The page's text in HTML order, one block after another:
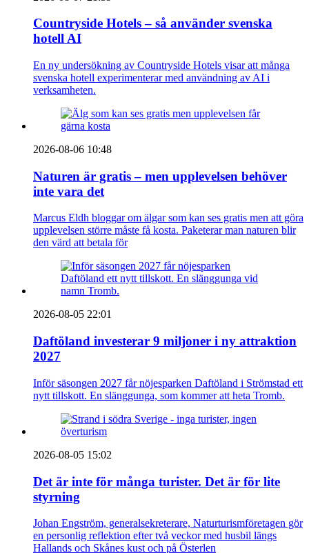
Countryside Hotels – så använder svenska
hotell AI
En ny undersökning av Countryside Hotels visar att många
svenska hotell experimenterar med användning av AI i
verksamheten.
2026-08-06 10:48
Naturen är gratis – men upplevelsen behöver
inte vara det
Marcus Eldh bloggar om älgar som kan ses gratis men att göra
upplevelsen större måste få kosta. Paketerar man naturen blir
den värd att betala för
2026-08-05 22:01
Daftöland investerar 9 miljoner i ny attraktion
2027
Inför säsongen 2027 får nöjesparken Daftöland i Strömstad ett
nytt tillskott. En slänggunga, som kommer att heta Tromb.
2026-08-05 15:02
Det är inte för många turister. Det är för lite
styrning
Johan Engström, generalsekreterare, Naturturismföretagen gör
en personlig reflektion efter två veckor med husbil längs
Hallands och Skånes kust och på Österlen